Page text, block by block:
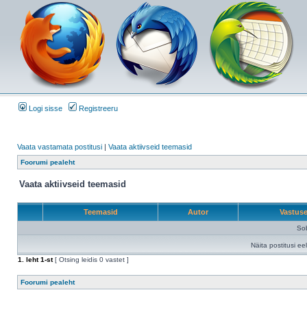
Logi sisse Registreeru
Vaata vastamata postitusi | Vaata aktiivseid teemasid
Foorumi pealeht
Vaata aktiivseid teemasid
Teemasid Autor
Näita postitusi
1
. leht1-st[ Otsing leidis 0 vastet ]
Foorumi pealeht